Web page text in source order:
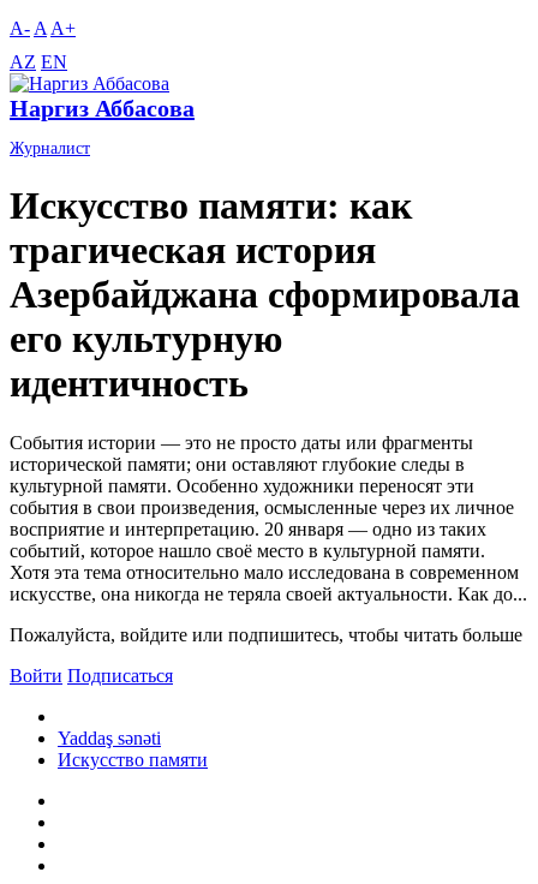
A- A A+
AZ EN
Наргиз Аббасова
Журналист
Искусство памяти: как
трагическая история
Азербайджана сформировала
его культурную
идентичность
События истории — это не просто даты или фрагменты
исторической памяти; они оставляют глубокие следы в
культурной памяти. Особенно художники переносят эти
события в свои произведения, осмысленные через их личное
восприятие и интерпретацию. 20 января — одно из таких
событий, которое нашло своё место в культурной памяти.
Хотя эта тема относительно мало исследована в современном
искусстве, она никогда не теряла своей актуальности. Как до...
Пожалуйста, войдите или подпишитесь, чтобы читать больше
Войти Подписаться
Yaddaş sənəti
Искусство памяти